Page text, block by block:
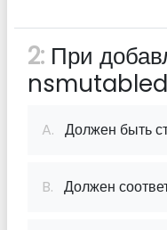
2: При
A. Должен быть
B. Должен